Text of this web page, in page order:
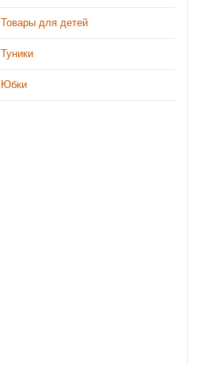
Товары для детей
Туники
Юбки